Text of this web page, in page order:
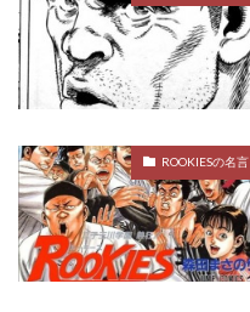
ROOKIESの名言